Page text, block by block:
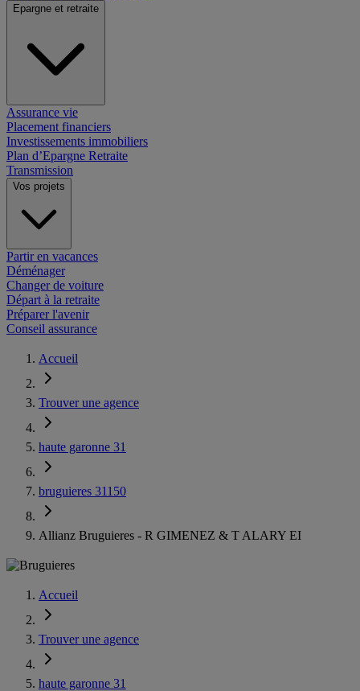
Epargne et retraite
Assurance vie
Placement financiers
Investissements immobiliers
Plan d’Epargne Retraite
Transmission
Vos projets
Partir en vacances
Déménager
Changer de voiture
Départ à la retraite
Préparer l'avenir
Conseil assurance
Accueil
Trouver une agence
haute garonne 31
bruguieres 31150
Allianz Bruguieres - R GIMENEZ & T ALARY EI
Accueil
Trouver une agence
haute garonne 31